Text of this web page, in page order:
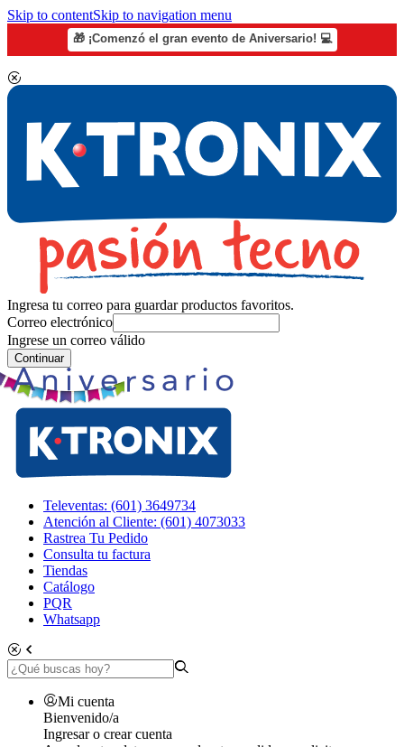
Skip to contentSkip to navigation menu
🎁 ¡Comenzó el gran evento de Aniversario! 💻
Ingresa tu correo para guardar productos favoritos.
Correo electrónico
Ingrese un correo válido
Continuar
Televentas: (601) 3649734
Atención al Cliente: (601) 4073033
Rastrea Tu Pedido
Consulta tu factura
Tiendas
Catálogo
PQR
Whatsapp
Mi cuenta
Bienvenido/a
Ingresar o crear cuenta